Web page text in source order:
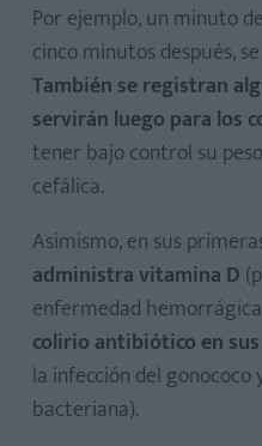
Por ejemplo, un minuto
cinco minutos después,
También se registran
servirán luego para los
tener bajo control su
cefálica.
Asimismo, en sus
administra vitamina D
enfermedad
colirio antibiótico en
la infección del
bacteriana).